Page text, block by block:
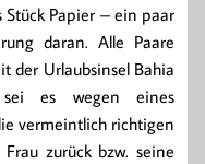
Papier – ein paar
daran. Alle Paare
der Urlaubsinsel Bahia
es wegen eines
vermeintlich richtigen
zurück bzw. seine